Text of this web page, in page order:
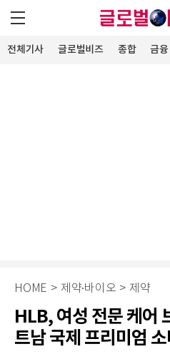
전체기사 글로벌비즈 종합 금융
HOME > 제약∙바이오 > 제약
HLB, 여성 전문 케어
트남 국제 프리미엄